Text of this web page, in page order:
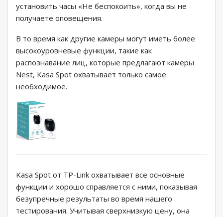
установить часы «Не беспокоить», когда вы не
получаете оповещения.
В то время как другие камеры могут иметь более
высокоуровневые функции, такие как
распознавание лиц, которые предлагают камеры
Nest, Kasa Spot охватывает только самое
необходимое.
Kasa Spot от TP-Link охватывает все основные
функции и хорошо справляется с ними, показывая
безупречные результаты во время нашего
тестирования. Учитывая сверхнизкую цену, она